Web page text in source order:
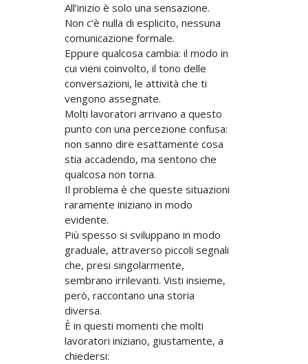
All’inizio è solo una sensazione.
Non c’è nulla di esplicito, nessuna
comunicazione formale.
Eppure qualcosa cambia: il modo in
cui vieni coinvolto, il tono delle
conversazioni, le attività che ti
vengono assegnate.
Molti lavoratori arrivano a questo
punto con una percezione confusa:
non sanno dire esattamente cosa
stia accadendo, ma sentono che
qualcosa non torna.
Il problema è che queste situazioni
raramente iniziano in modo
evidente.
Più spesso si sviluppano in modo
graduale, attraverso piccoli segnali
che, presi singolarmente,
sembrano irrilevanti. Visti insieme,
però, raccontano una storia
diversa.
È in questi momenti che molti
lavoratori iniziano, giustamente, a
chiedersi: